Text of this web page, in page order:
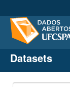
Datasets
Organizations
Datasets